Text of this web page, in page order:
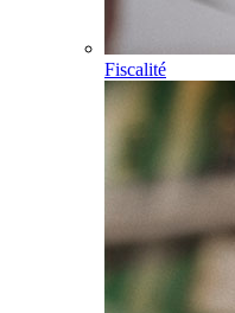
Fiscalité